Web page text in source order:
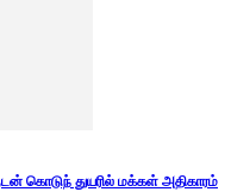
கொடுந் துயரில் மக்கள் அதிகாரம்